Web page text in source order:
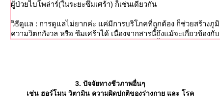
ผู้ป่วยไบโพล่าร์(ในระยะซึมเศร้า) ก็เช่นเดียวกัน
วิธีดูแล : การดูแลไม่ยากค่ะ แค่มีการบริโภคที่ถูกต้อง ก็ช่วยสร้างภู
ความวิตกกังวล หรือ ซึมเศร้าได้ เนื่องจากสารนี้ถึงแม้จะเกี่ยวข้อง
3. ปัจจัยทางชีวภาพอื่นๆ
เช่น ฮอร์โมน วิตามิน ความผิดปกติของร่างกาย และ โรค